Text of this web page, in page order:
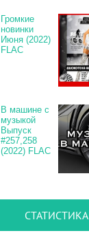
Громкие
новинки
Июня (2022)
FLAC
В машине с
музыкой
Выпуск
#257,258
(2022) FLAC
СТАТИСТИКА